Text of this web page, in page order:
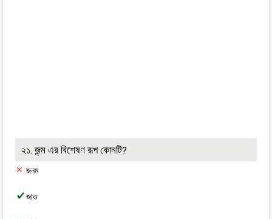
২১. জন্ম এর বিশেষণ রূপ কোনটি?
জনম
জাত